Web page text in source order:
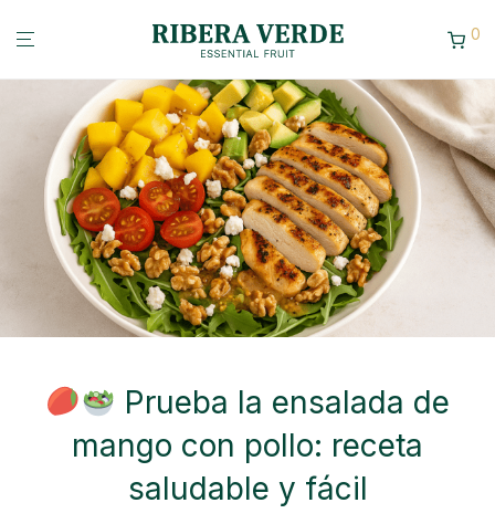
0
Prueba la ensalada de
mango con pollo: receta
saludable y fácil